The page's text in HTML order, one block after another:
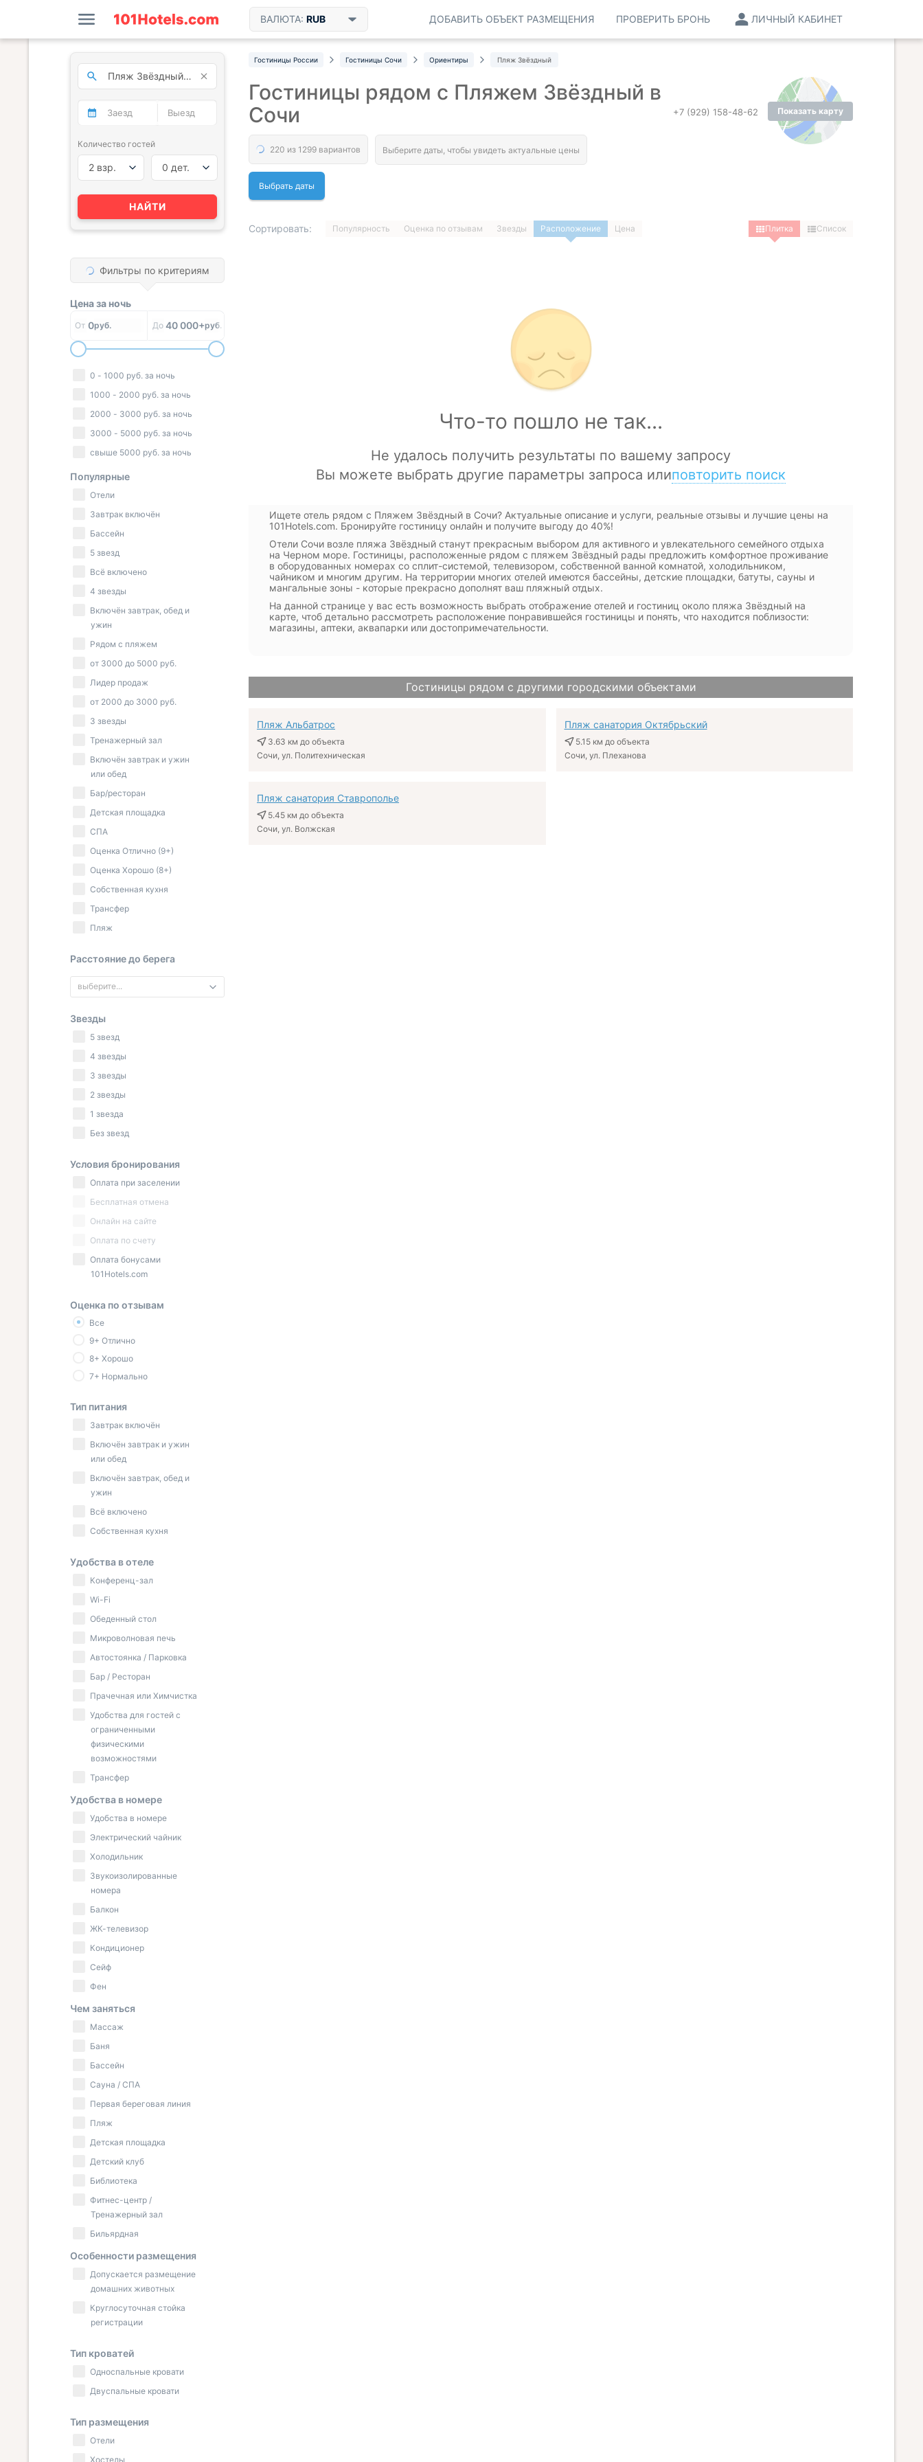
ВАЛЮТА: RUB ЛИЧНЫЙ КАБИНЕТ
ПРОВЕРИТЬ БРОНЬ
ДОБАВИТЬ ОБЪЕКТ РАЗМЕЩЕНИЯ
Гостиницы России Гостиницы Сочи Ориентиры Пляж Звёздный
Показать карту
+7 (929) 158-48-62
Гостиницы рядом с Пляжем Звёздный в
Сочи
Выбрать даты
Сортировать: Популярность Оценка по отзывам Звезды Расположение Цена Плитка Список
Ищете отель рядом с Пляжем Звёздный в Сочи? Актуальные описание и услуги, реальные отзывы и лучшие цены на
101Hotels.com. Бронируйте гостиницу онлайн и получите выгоду до 40%!
Отели Сочи возле пляжа Звёздный станут прекрасным выбором для активного и увлекательного семейного отдыха
на Черном море. Гостиницы, расположенные рядом с пляжем Звёздный рады предложить комфортное проживание
в оборудованных номерах со сплит-системой, телевизором, собственной ванной комнатой, холодильником,
чайником и многим другим. На территории многих отелей имеются бассейны, детские площадки, батуты, сауны и
мангальные зоны - которые прекрасно дополнят ваш пляжный отдых.
На данной странице у вас есть возможность выбрать отображение отелей и гостиниц около пляжа Звёздный на
карте, чтоб детально рассмотреть расположение понравившейся гостиницы и понять, что находится поблизости:
магазины, аптеки, аквапарки или достопримечательности.
Гостиницы рядом с другими городскими объектами
Пляж Альбатрос
3.63 км до объекта
Сочи, ул. Политехническая
Пляж санатория Октябрьский
5.15 км до объекта
Сочи, ул. Плеханова
Пляж санатория Ставрополье
5.45 км до объекта
Сочи, ул. Волжская
Количество гостей
2 взр. 0 дет.
НАЙТИ
Фильтры по критериям
Цена за ночь
От 0руб. До 40 000+руб.
0 - 1000 руб. за ночь
1000 - 2000 руб. за ночь
2000 - 3000 руб. за ночь
3000 - 5000 руб. за ночь
свыше 5000 руб. за ночь
Популярные
Отели
Завтрак включён
Бассейн
5 звезд
Всё включено
4 звезды
Включён завтрак, обед и
ужин
Рядом с пляжем
от 3000 до 5000 руб.
Лидер продаж
от 2000 до 3000 руб.
3 звезды
Тренажерный зал
Включён завтрак и ужин
или обед
Бар/ресторан
Детская площадка
СПА
Оценка Отлично (9+)
Оценка Хорошо (8+)
Собственная кухня
Трансфер
Пляж
Расстояние до берега
выберите...
Звезды
5 звезд
4 звезды
3 звезды
2 звезды
1 звезда
Без звезд
Условия бронирования
Оплата при заселении
Бесплатная отмена
Онлайн на сайте
Оплата по счету
Оплата бонусами
101Hotels.com
Оценка по отзывам
Все
9+ Отлично
8+ Хорошо
7+ Нормально
Тип питания
Завтрак включён
Включён завтрак и ужин
или обед
Включён завтрак, обед и
ужин
Всё включено
Собственная кухня
Удобства в отеле
Конференц-зал
Wi-Fi
Обеденный стол
Микроволновая печь
Автостоянка / Парковка
Бар / Ресторан
Прачечная или Химчистка
Удобства для гостей с
ограниченными
физическими
возможностями
Трансфер
Удобства в номере
Удобства в номере
Электрический чайник
Холодильник
Звукоизолированные
номера
Балкон
ЖК-телевизор
Кондиционер
Сейф
Фен
Чем заняться
Массаж
Баня
Бассейн
Сауна / СПА
Первая береговая линия
Пляж
Детская площадка
Детский клуб
Библиотека
Фитнес-центр /
Тренажерный зал
Бильярдная
Особенности размещения
Допускается размещение
домашних животных
Круглосуточная стойка
регистрации
Тип кроватей
Односпальные кровати
Двуспальные кровати
Тип размещения
Отели
Хостелы